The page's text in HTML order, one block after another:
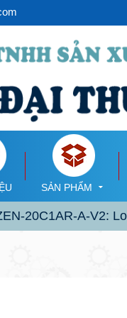
SẢN PHẨM
20C1AR-A-V2: